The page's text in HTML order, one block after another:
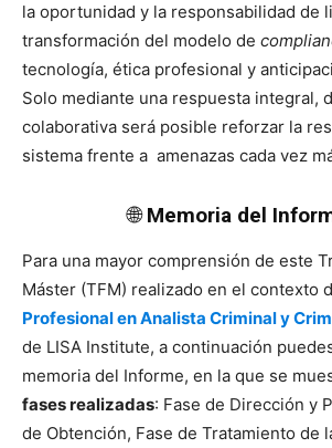
la oportunidad y la responsabilidad de
transformación del modelo de
tecnología, ética profesional y
Solo mediante una respuesta integral,
colaborativa será posible reforzar la
sistema frente a amenazas cada vez
🌐Memoria del
Para una mayor comprensión de este
Máster (TFM) realizado en el contexto
Profesional en Analista Criminal y
de LISA Institute, a continuación
memoria del Informe, en la que se
fases realizadas: Fase de Dirección y
de Obtención, Fase de Tratamiento de